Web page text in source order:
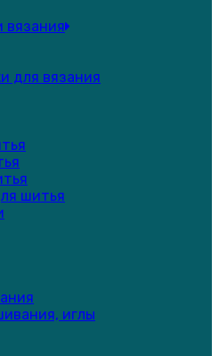
вязания
для вязания
шитья
иглы